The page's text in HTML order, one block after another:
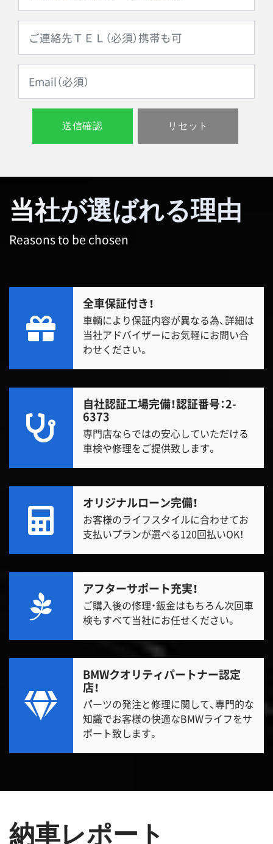
当社が選ばれる理由
Reasons to be chosen
全車保証付き！
車輌により保証内容が異なる為、詳細は
当社アドバイザーにお気軽にお問い合
わせください。
自社認証工場完備！認証番号：2-
6373
専門店ならではの安心していただける
車検や修理をご提供致します。
オリジナルローン完備！
お客様のライフスタイルに合わせてお
支払いプランが選べる120回払いOK！
アフターサポート充実！
ご購入後の修理・鈑金はもちろん次回車
検もすべて当社にお任せください。
BMWクオリティパートナー認定
店！
パーツの発注と修理に関して、専門的な
知識でお客様の快適なBMWライフをサ
ポート致します。
納車レポート